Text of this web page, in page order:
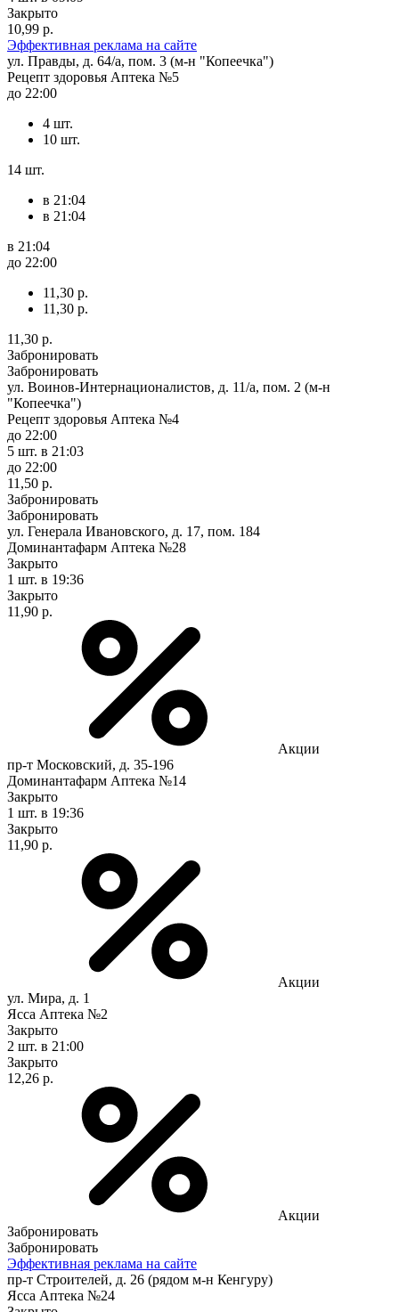
Закрыто
10,99 р.
Эффективная реклама на сайте
ул. Правды, д. 64/а, пом. 3 (м-н "Копеечка")
Рецепт здоровья Аптека №5
до 22:00
4 шт.
10 шт.
14 шт.
в 21:04
в 21:04
в 21:04
до 22:00
11,30 р.
11,30 р.
11,30 р.
Забронировать
Забронировать
ул. Воинов-Интернационалистов, д. 11/а, пом. 2 (м-н
"Копеечка")
Рецепт здоровья Аптека №4
до 22:00
5 шт. в 21:03
до 22:00
11,50 р.
Забронировать
Забронировать
ул. Генерала Ивановского, д. 17, пом. 184
Доминантафарм Аптека №28
Закрыто
1 шт. в 19:36
Закрыто
11,90 р.
Акции
пр-т Московский, д. 35-196
Доминантафарм Аптека №14
Закрыто
1 шт. в 19:36
Закрыто
11,90 р.
Акции
ул. Мира, д. 1
Ясса Аптека №2
Закрыто
2 шт. в 21:00
Закрыто
12,26 р.
Акции
Забронировать
Забронировать
Эффективная реклама на сайте
пр-т Строителей, д. 26 (рядом м-н Кенгуру)
Ясса Аптека №24